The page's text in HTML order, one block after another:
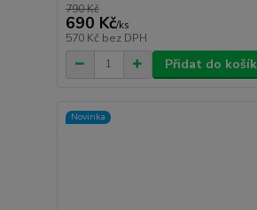
790 Kč
690 Kč/ks
570 Kč bez DPH
Přidat do
Novinka